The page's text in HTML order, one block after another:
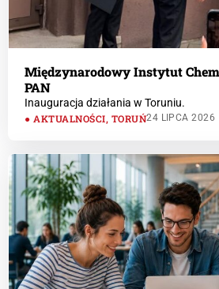
Międzynarodowy Instytut
PAN
Inauguracja działania w Toruniu.
AKTUALNOŚCI, TORUŃ24 LIPCA 2026